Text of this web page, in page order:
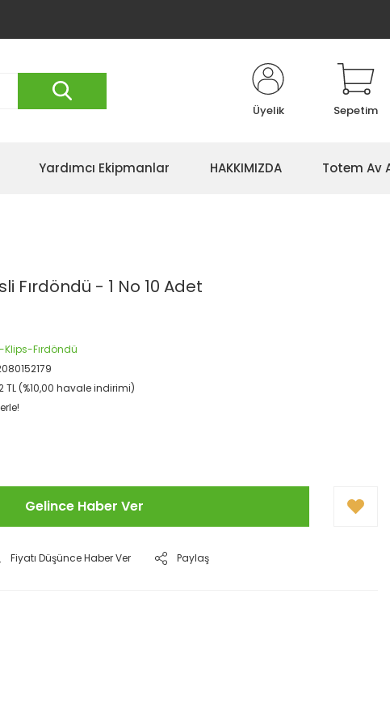
Üyelik Sepetim
Yardımcı Ekipmanlar HAKKIMIZDA Totem Av
Fırdöndü - 1 No 10 Adet
Klips-Fırdöndü
TL (%10,00 havale indirimi)
Gelince Haber Ver
Fiyatı Düşünce Haber Ver Paylaş